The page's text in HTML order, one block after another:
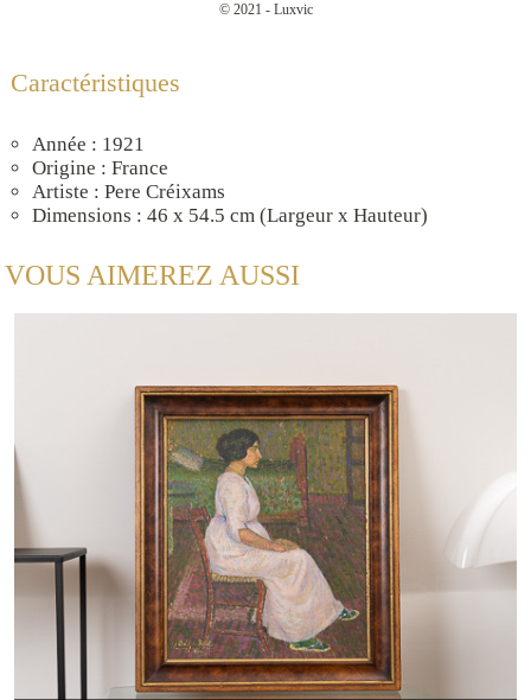
© 2021 - Luxvic
Caractéristiques
Année : 1921
Origine : France
Artiste : Pere Créixams
Dimensions : 46 x 54.5 cm (Largeur x Hauteur)
VOUS AIMEREZ AUSSI